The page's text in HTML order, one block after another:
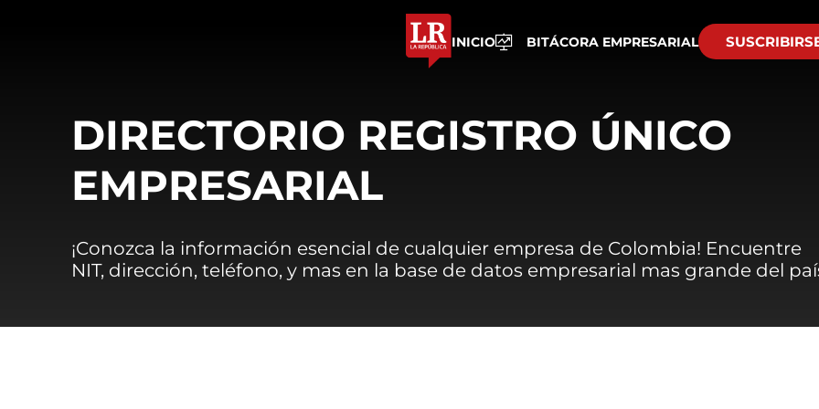
INICIO BITÁCORA EMPRESARIAL
DIRECTORIO REGISTRO ÚNICO
EMPRESARIAL
¡Conozca la información esencial de cualquier empresa de Colombia! Encuentre
NIT, dirección, teléfono, y mas en la base de datos empresarial mas grande del